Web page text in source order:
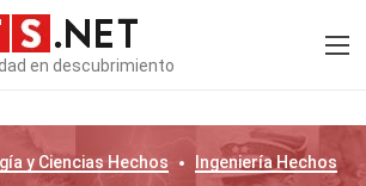
en descubrimiento
y Ciencias Hechos Ingeniería Hechos